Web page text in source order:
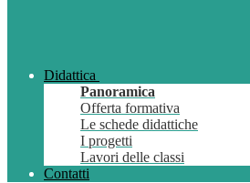
Didattica
Panoramica
Offerta formativa
Le schede didattiche
I progetti
Lavori delle classi
Contatti